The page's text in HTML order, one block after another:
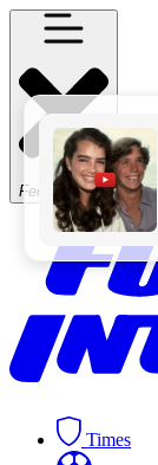
Fechar Menu
Times